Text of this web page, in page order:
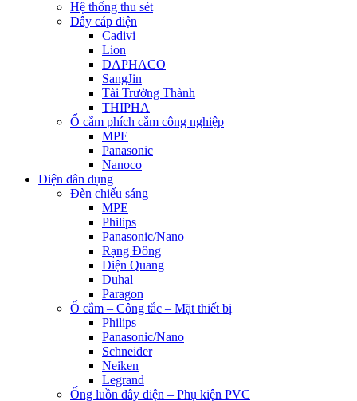
Hệ thống thu sét
Dây cáp điện
Cadivi
Lion
DAPHACO
SangJin
Tài Trường Thành
THIPHA
Ổ cắm phích cắm công nghiệp
MPE
Panasonic
Nanoco
Điện dân dụng
Đèn chiếu sáng
MPE
Philips
Panasonic/Nano
Rạng Đông
Điện Quang
Duhal
Paragon
Ổ cắm – Công tắc – Mặt thiết bị
Philips
Panasonic/Nano
Schneider
Neiken
Legrand
Ống luồn dây điện – Phụ kiện PVC